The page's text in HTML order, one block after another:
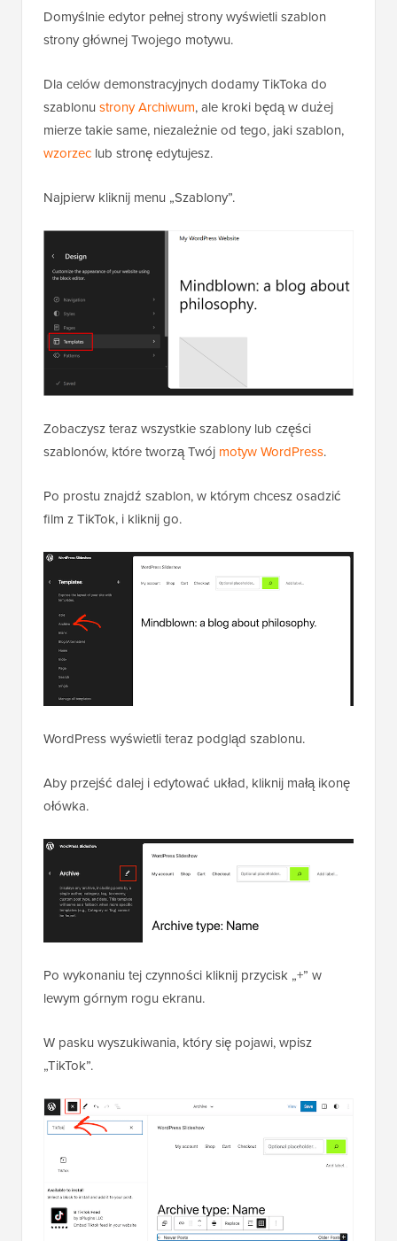
Domyślnie edytor pełnej strony wyświetli szablon
strony głównej Twojego motywu.
Dla celów demonstracyjnych dodamy TikToka do
szablonu strony Archiwum, ale kroki będą w dużej
mierze takie same, niezależnie od tego, jaki szablon,
wzorzec lub stronę edytujesz.
Najpierw kliknij menu „Szablony”.
Zobaczysz teraz wszystkie szablony lub części
szablonów, które tworzą Twój motyw WordPress.
Po prostu znajdź szablon, w którym chcesz osadzić
film z TikTok, i kliknij go.
WordPress wyświetli teraz podgląd szablonu.
Aby przejść dalej i edytować układ, kliknij małą ikonę
ołówka.
Po wykonaniu tej czynności kliknij przycisk „+” w
lewym górnym rogu ekranu.
W pasku wyszukiwania, który się pojawi, wpisz
„TikTok”.